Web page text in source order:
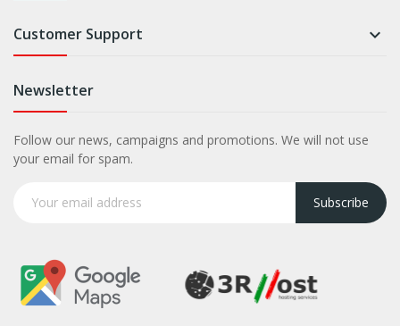
Customer Support 
Newsletter
Follow our news, campaigns and promotions. We will not use
your email for spam.
Subscribe